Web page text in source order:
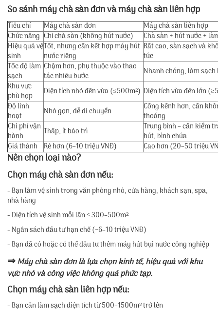
So sánh máy chà sàn đơn và máy chà sàn liên hợp
Tiêu chí Máy chà sàn đơn
Máy chà sàn liên hợp
Chức năng Chỉ chà sàn (không hút nước)
Chà sàn + hút nước +
Hiệu quả vệ
sinh
Tốt, nhưng cần kết hợp máy hút
nước riêng
Rất cao, sàn sạch và
tức
Tốc độ làm
sạch
Chậm hơn, phụ thuộc vào thao
tác nhiều bước
Nhanh chóng, làm
Khu vực
phù hợp
Diện tích nhỏ đến vừa (≤500m²) Diện tích vừa đến lớn
Độ linh
hoạt
Nhỏ gọn, dễ di chuyển
Cồng kềnh hơn, cần
thoáng
Chi phí vận
hành
Thấp, ít bảo trì
Trung bình – cần kiểm
hút, bình chứa
Giá thành
Rẻ hơn (6–10 triệu VNĐ) Cao hơn (20–50 triệu
Nên chọn loại nào?
Chọn máy chà sàn đơn nếu:
- Bạn làm vệ sinh trong văn phòng nhỏ, cửa hàng, khách sạn, spa,
nhà hàng
- Diện tích vệ sinh mỗi lần < 300–500m²
- Ngân sách đầu tư hạn chế (~6–10 triệu VNĐ)
- Bạn đã có hoặc có thể đầu tư thêm máy hút bụi nước công nghiệp
⇒Máy chà sàn đơn là lựa chọn kinh tế, hiệu quả với khu
vực nhỏ và công việc không quá phức tạp.
Chọn máy chà sàn liên hợp nếu:
- Bạn cần làm sạch diện tích từ 500–1500m² trở lên